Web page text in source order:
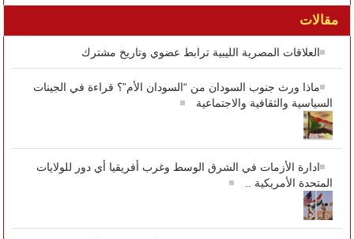
مقالات
العلاقات المصرية الليبية ترابط عضوي وتاريخ مشترك
ماذا ورث جنوب السودان من “السودان الأم”؟ قراءة في الجينات
السياسية والثقافية والاجتماعية
ادارة الأزمات في الشرق الوسط وغرب أفريقيا أي دور للولايات
المتحدة الأمريكية ..